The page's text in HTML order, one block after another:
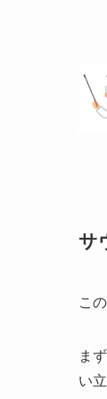
サ
こ
ま
い